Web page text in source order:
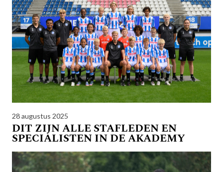
28 augustus 2025
DIT ZIJN ALLE STAFLEDEN EN
SPECIALISTEN IN DE AKADEMY